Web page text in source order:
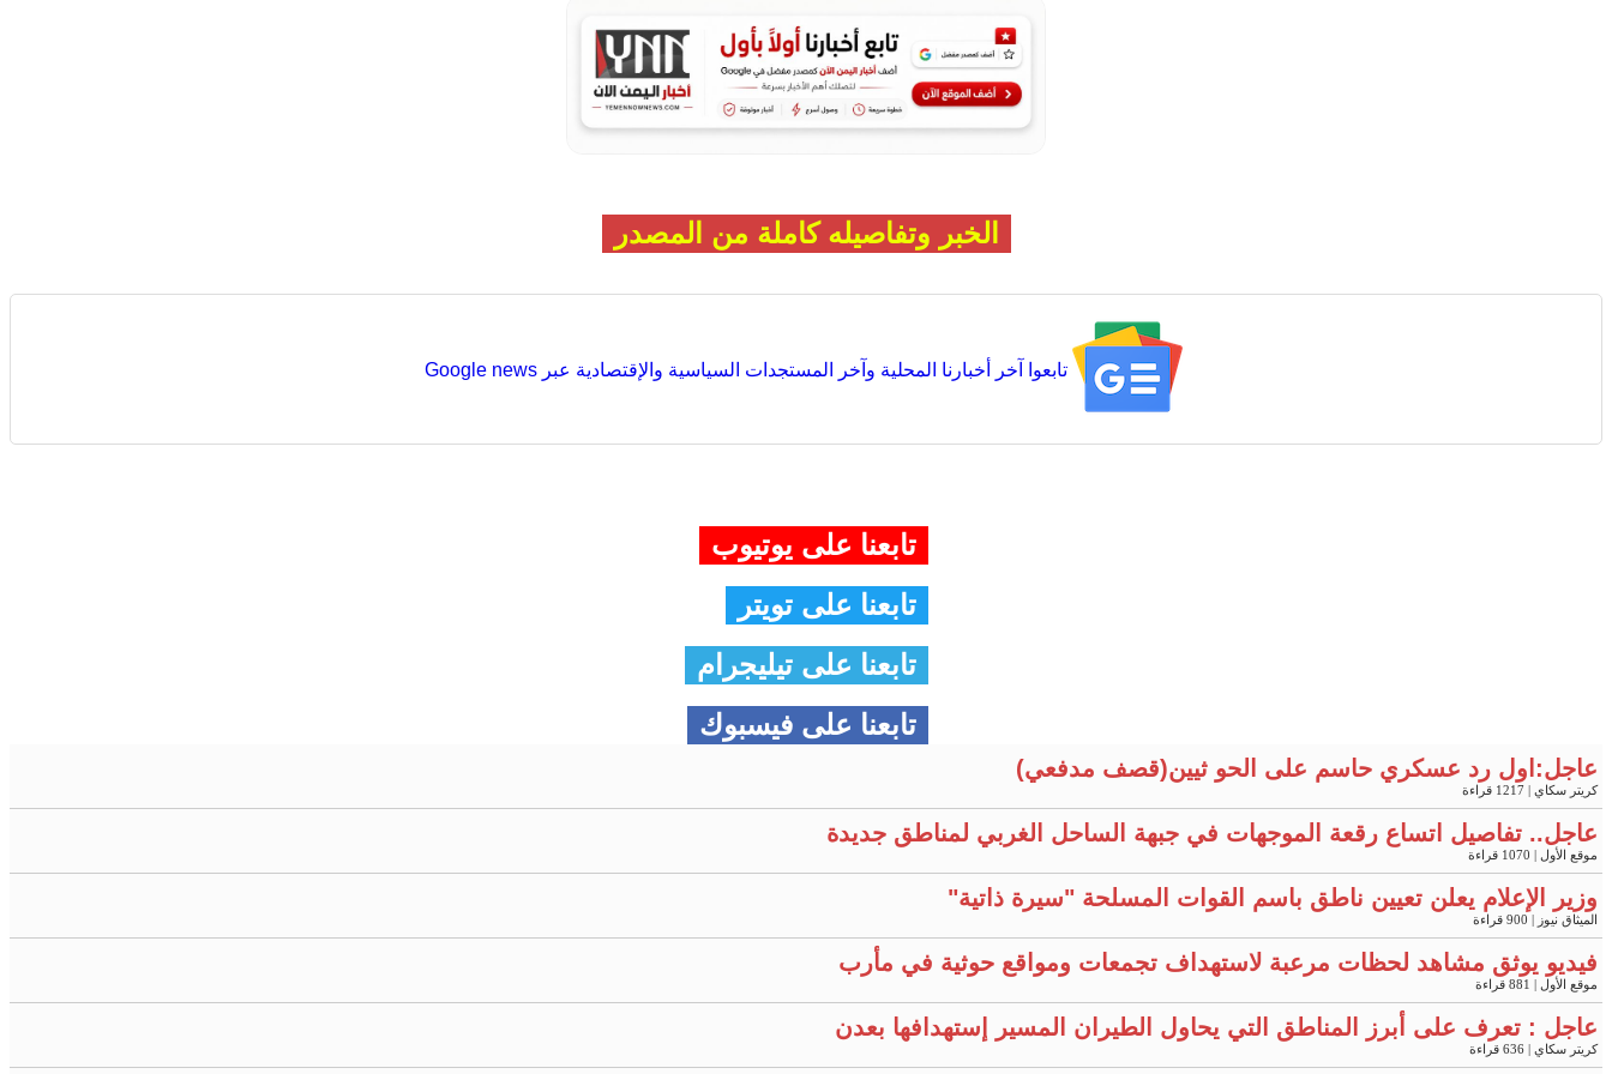
الخبر وتفاصيله كاملة من المصدر
تابعوا آخر أخبارنا المحلية وآخر المستجدات السياسية والإقتصادية عبر Google news
تابعنا على يوتيوب
تابعنا على تويتر
تابعنا على تيليجرام
تابعنا على فيسبوك
عاجل:اول رد عسكري حاسم على الحو ثيين(قصف مدفعي)
كريتر سكاي | 1217 قراءة
عاجل.. تفاصيل اتساع رقعة الموجهات في جبهة الساحل الغربي لمناطق جديدة
موقع الأول | 1070 قراءة
وزير الإعلام يعلن تعيين ناطق باسم القوات المسلحة "سيرة ذاتية"
الميثاق نيوز | 900 قراءة
فيديو يوثق مشاهد لحظات مرعبة لاستهداف تجمعات ومواقع حوثية في مأرب
موقع الأول | 881 قراءة
عاجل : تعرف على أبرز المناطق التي يحاول الطيران المسير إستهدافها بعدن
كريتر سكاي | 636 قراءة